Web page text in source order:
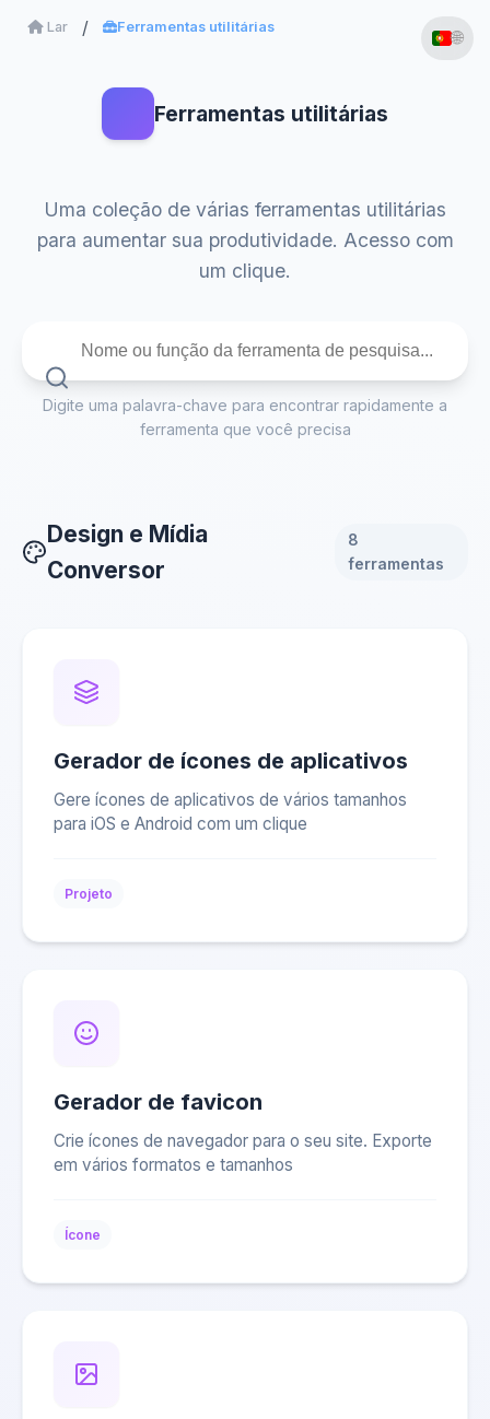
🌐
Lar Ferramentas utilitárias
Ferramentas utilitárias
Uma coleção de várias ferramentas utilitárias
para aumentar sua produtividade. Acesso com
um clique.
Digite uma palavra-chave para encontrar rapidamente a
ferramenta que você precisa
Design e Mídia
Conversor
8
ferramentas
Gerador de ícones de aplicativos
Gere ícones de aplicativos de vários tamanhos
para iOS e Android com um clique
Projeto
Gerador de favicon
Crie ícones de navegador para o seu site. Exporte
em vários formatos e tamanhos
Ícone